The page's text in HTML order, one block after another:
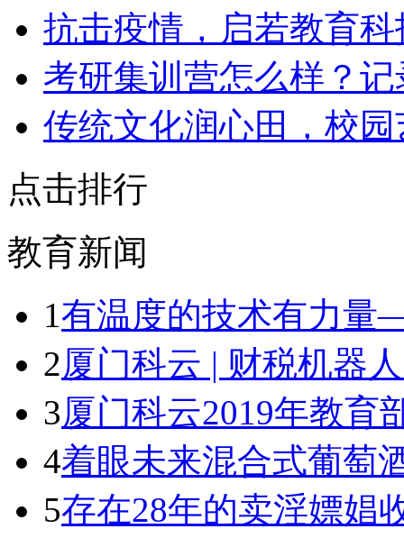
抗击疫情，启若教育科
考研集训营怎么样？
传统文化润心田，校
点击排行
教育新闻
1有温度的技术有力
2厦门科云 | 财税机器
3厦门科云2019年教育
4着眼未来混合式葡萄
5存在28年的卖淫嫖娼